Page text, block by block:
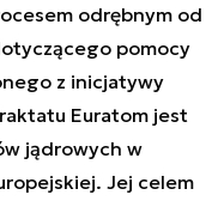
odrębnym od
pomocy
z inicjatywy
Euratom jest
jądrowych w
Jej celem